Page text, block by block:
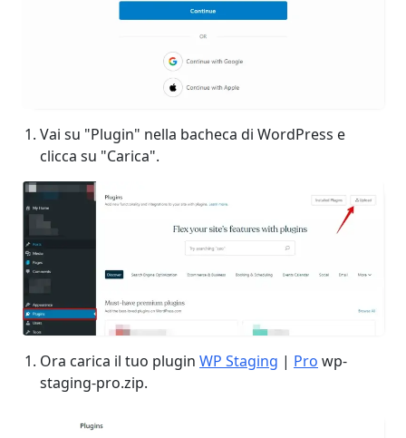
Vai su "Plugin" nella bacheca di WordPress e
clicca su "Carica".
Ora carica il tuo plugin WP Staging | Pro wp-
staging-pro.zip.